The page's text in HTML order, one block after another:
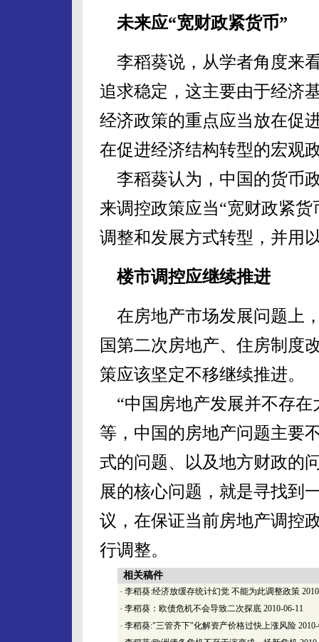
未来应“宽财政紧货币”
李稻葵说，从学者角度来
追求稳定，这主要由于经济
经济政策的重点应当放在促
在促进经济结构转型的宏观
李稻葵认为，中国的货币
来调控政策应当“宽财政紧
调整和发展方式转型，并用
楼市调控应继续推进
在房地产市场发展问题上
国第二次房地产、住房制度
策应该坚定不移继续推进。
“中国房地产发展并不存在
等，中国的房地产问题主要
式的问题、以及地方财政的
展的核心问题，就是寻找到
议，在保证当前房地产调控
行调整。
相关稿件
· 李稻葵:经济放缓存统计幻觉 不能为此调整政策
· 李稻葵：欧债危机不会导致二次探底 2010-06-11
· 李稻葵:"三管齐下"化解资产价格过快上涨风险